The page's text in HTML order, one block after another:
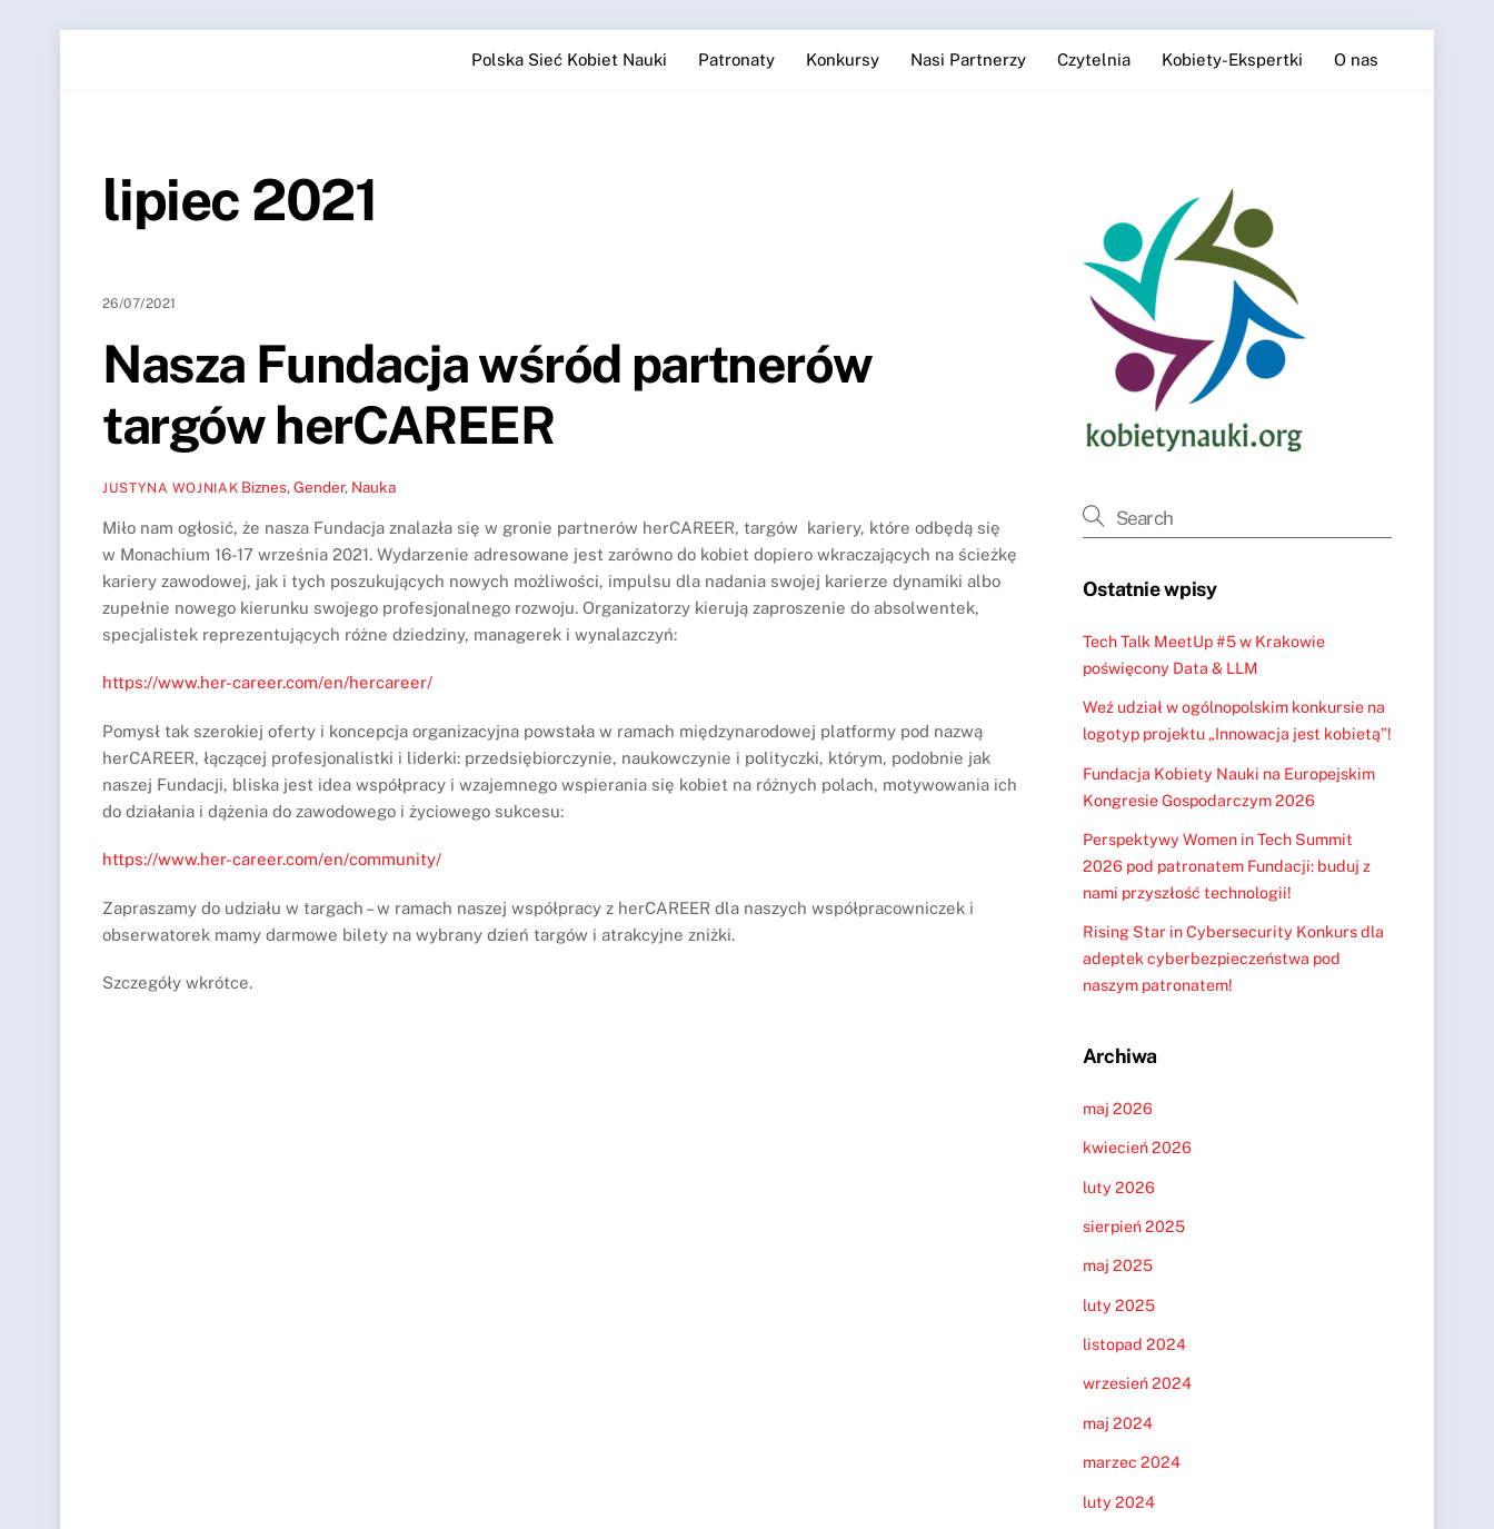
Polska Sieć Kobiet Nauki Patronaty Konkursy Nasi Partnerzy Czytelnia Kobiety-Ekspertki O nas
lipiec 2021
26/07/2021
Nasza Fundacja wśród partnerów
targów herCAREER
JUSTYNA WOJNIAK Biznes,Gender, Nauka
Miło nam ogłosić, że nasza Fundacja znalazła się w gronie partnerów herCAREER, targów kariery, które odbędą się
w Monachium 16-17 września 2021. Wydarzenie adresowane jest zarówno do kobiet dopiero wkraczających na ścieżkę
kariery zawodowej, jak i tych poszukujących nowych możliwości, impulsu dla nadania swojej karierze dynamiki albo
zupełnie nowego kierunku swojego profesjonalnego rozwoju. Organizatorzy kierują zaproszenie do absolwentek,
specjalistek reprezentujących różne dziedziny, managerek i wynalazczyń:
https://www.her-career.com/en/hercareer/
Pomysł tak szerokiej oferty i koncepcja organizacyjna powstała w ramach międzynarodowej platformy pod nazwą
herCAREER, łączącej profesjonalistki i liderki: przedsiębiorczynie, naukowczynie i polityczki, którym, podobnie jak
naszej Fundacji, bliska jest idea współpracy i wzajemnego wspierania się kobiet na różnych polach, motywowania ich
do działania i dążenia do zawodowego i życiowego sukcesu:
https://www.her-career.com/en/community/
Zapraszamy do udziału w targach – w ramach naszej współpracy z herCAREER dla naszych współpracowniczek i
obserwatorek mamy darmowe bilety na wybrany dzień targów i atrakcyjne zniżki.
Szczegóły wkrótce.
Ostatnie wpisy
Tech Talk MeetUp #5 w Krakowie
poświęcony Data & LLM
Weź udział w ogólnopolskim konkursie na
logotyp projektu „Innowacja jest kobietą”!
Fundacja Kobiety Nauki na Europejskim
Kongresie Gospodarczym 2026
Perspektywy Women in Tech Summit
2026 pod patronatem Fundacji: buduj z
nami przyszłość technologii!
Rising Star in Cybersecurity Konkurs dla
adeptek cyberbezpieczeństwa pod
naszym patronatem!
Archiwa
maj 2026
kwiecień 2026
luty 2026
sierpień 2025
maj 2025
luty 2025
listopad 2024
wrzesień 2024
maj 2024
marzec 2024
luty 2024